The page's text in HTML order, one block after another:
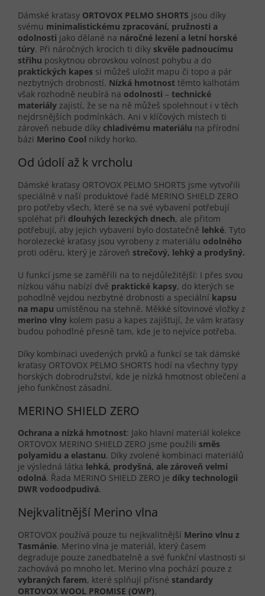
Dámské kraťasy ORTOVOX PELMO SHORTS jsou díky
svému minimalistickému zpracování, pružnosti a
odolnosti jako dělané na náročné lezení a letní horské
túry. Při náročných krocích ti díky skvěle padnoucímu
střihu poskytnou obrovskou volnost pohybu a do
praktických kapes si můžeš uložit mapu či topo a pár
nezbytných drobností. Nízká hmotnost těmto kalhotám
však rozhodně neubírá na odolnosti – technické
materiály zajistí, že se na ně můžeš spolehnout i v těch
nejdrsnějších podmínkách. Ani v klíčových místech ti
zároveň nebude díky chladivému materiálu na přírodní
bázi Merino Cool nikdy horko.
Od údolí až k vrcholu
Dámské kraťasy ORTOVOX PELMO SHORTS jsme vytvořili
speciálně v naší produktové řadě MERINO SHIELD ZERO
pro potřeby všech, které se na své vybavení potřebují
spoléhat při dlouhých lezeckých dnech, ale přitom
potřebují, aby jejich vybavení bylo dostatečně lehké. Tyto
horolezecké kraťasy jsou vyrobeny z materiálu odolného
proti oděru, který je zároveň strečový, lehký a prodyšný.
U funkcí jsme se zaměřili na to nejdůležitější: I přes svou
nízkou váhu nabízí dvě praktické kapsy, do kterých se
pohodlně vejdou nezbytné drobnosti a speciální kapsu
na mapu umístěnou na stehně. Měkké síťovinové vložky z
merino vlny kolem pasu a kapes zajišťují, že vám kraťasy
budou pohodlné přesně tam, kde je to nejvíce potřeba.
Díky kombinaci uvedených prvků a funkcí se tak dámské
kraťasy ORTOVOX PELMO SHORTS hodí na všechny typy
horských dobrodružství, kde je nízká hmotnost oblečení a
jeho funkčnost zásadní.
MERINO SHIELD ZERO
Ochrana a nízká hmotnost: Jako hlavní materiál kolekce
ORTOVOX MERINO SHIELD ZERO jsme použili směs
polyamidu a elastanu. Díky zvolené kombinaci materiálů
je výsledná látka lehká, prodyšná, ale zároveň velmi
odolná. Řada MERINO SHIELD ZERO je díky technologii
DWR vodoodpudivá.
Nejkvalitnější Merino vlna
ORTOVOX používá pouze tu nejkvalitnější Merino vlnu z
Tasmánie. Merino vlna je materiál, který časem
degraduje pouze zanedbatelně a své funkční vlastnosti si
zachovává po mnoho let. Merino vlna pochází pouze z
vybraných farem, které splňují přísné standardy
ORTOVOX WOOL PROMISE (OWP).